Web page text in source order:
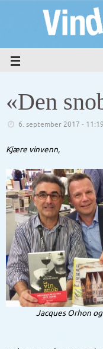
«Den
6. september 2017 - 11:19
Kjære vinvenn,
Jacques Orhon